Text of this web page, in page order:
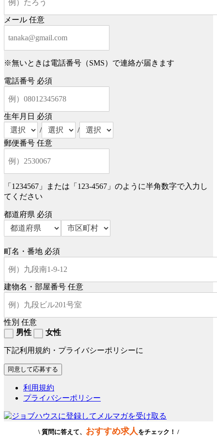
メール 任意
※無いときは電話番号（SMS）で連絡が届きます
電話番号 必須
生年月日 必須
/
/
郵便番号 任意
「1234567」または「123-4567」のように半角数字で入力し
てください
都道府県 必須
町名・番地 必須
建物名・部屋番号 任意
性別 任意
男性
女性
下記利用規約・プライバシーポリシーに
利用規約
プライバシーポリシー
\ 質問に答えて、 おすすめ求人をチェック！ /